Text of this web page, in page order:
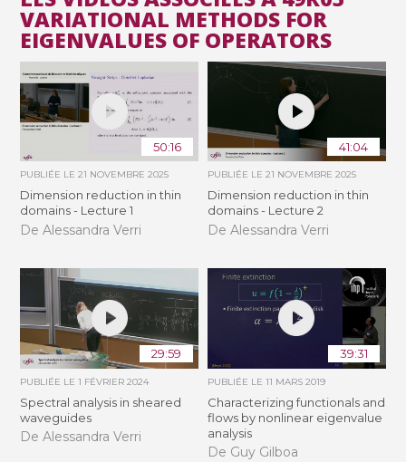
VARIATIONAL METHODS FOR
EIGENVALUES OF OPERATORS
50:16
PUBLIÉE LE21 NOVEMBRE 2025
Dimension reduction in thin
domains - Lecture 1
De Alessandra Verri
41:04
PUBLIÉE LE 21 NOVEMBRE 2025
Dimension reduction in thin
domains - Lecture 2
De Alessandra Verri
29:59
PUBLIÉE LE1 FÉVRIER 2024
Spectral analysis in sheared
waveguides
De Alessandra Verri
39:31
PUBLIÉE LE 11 MARS 2019
Characterizing functionals and
flows by nonlinear eigenvalue
analysis
De Guy Gilboa